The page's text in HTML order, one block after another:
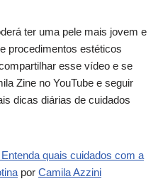
ter uma pele mais jovem e
procedimentos estéticos
esse vídeo e se
Zine no YouTube e seguir
dicas diárias de cuidados
quais cuidados com a
por Camila Azzini